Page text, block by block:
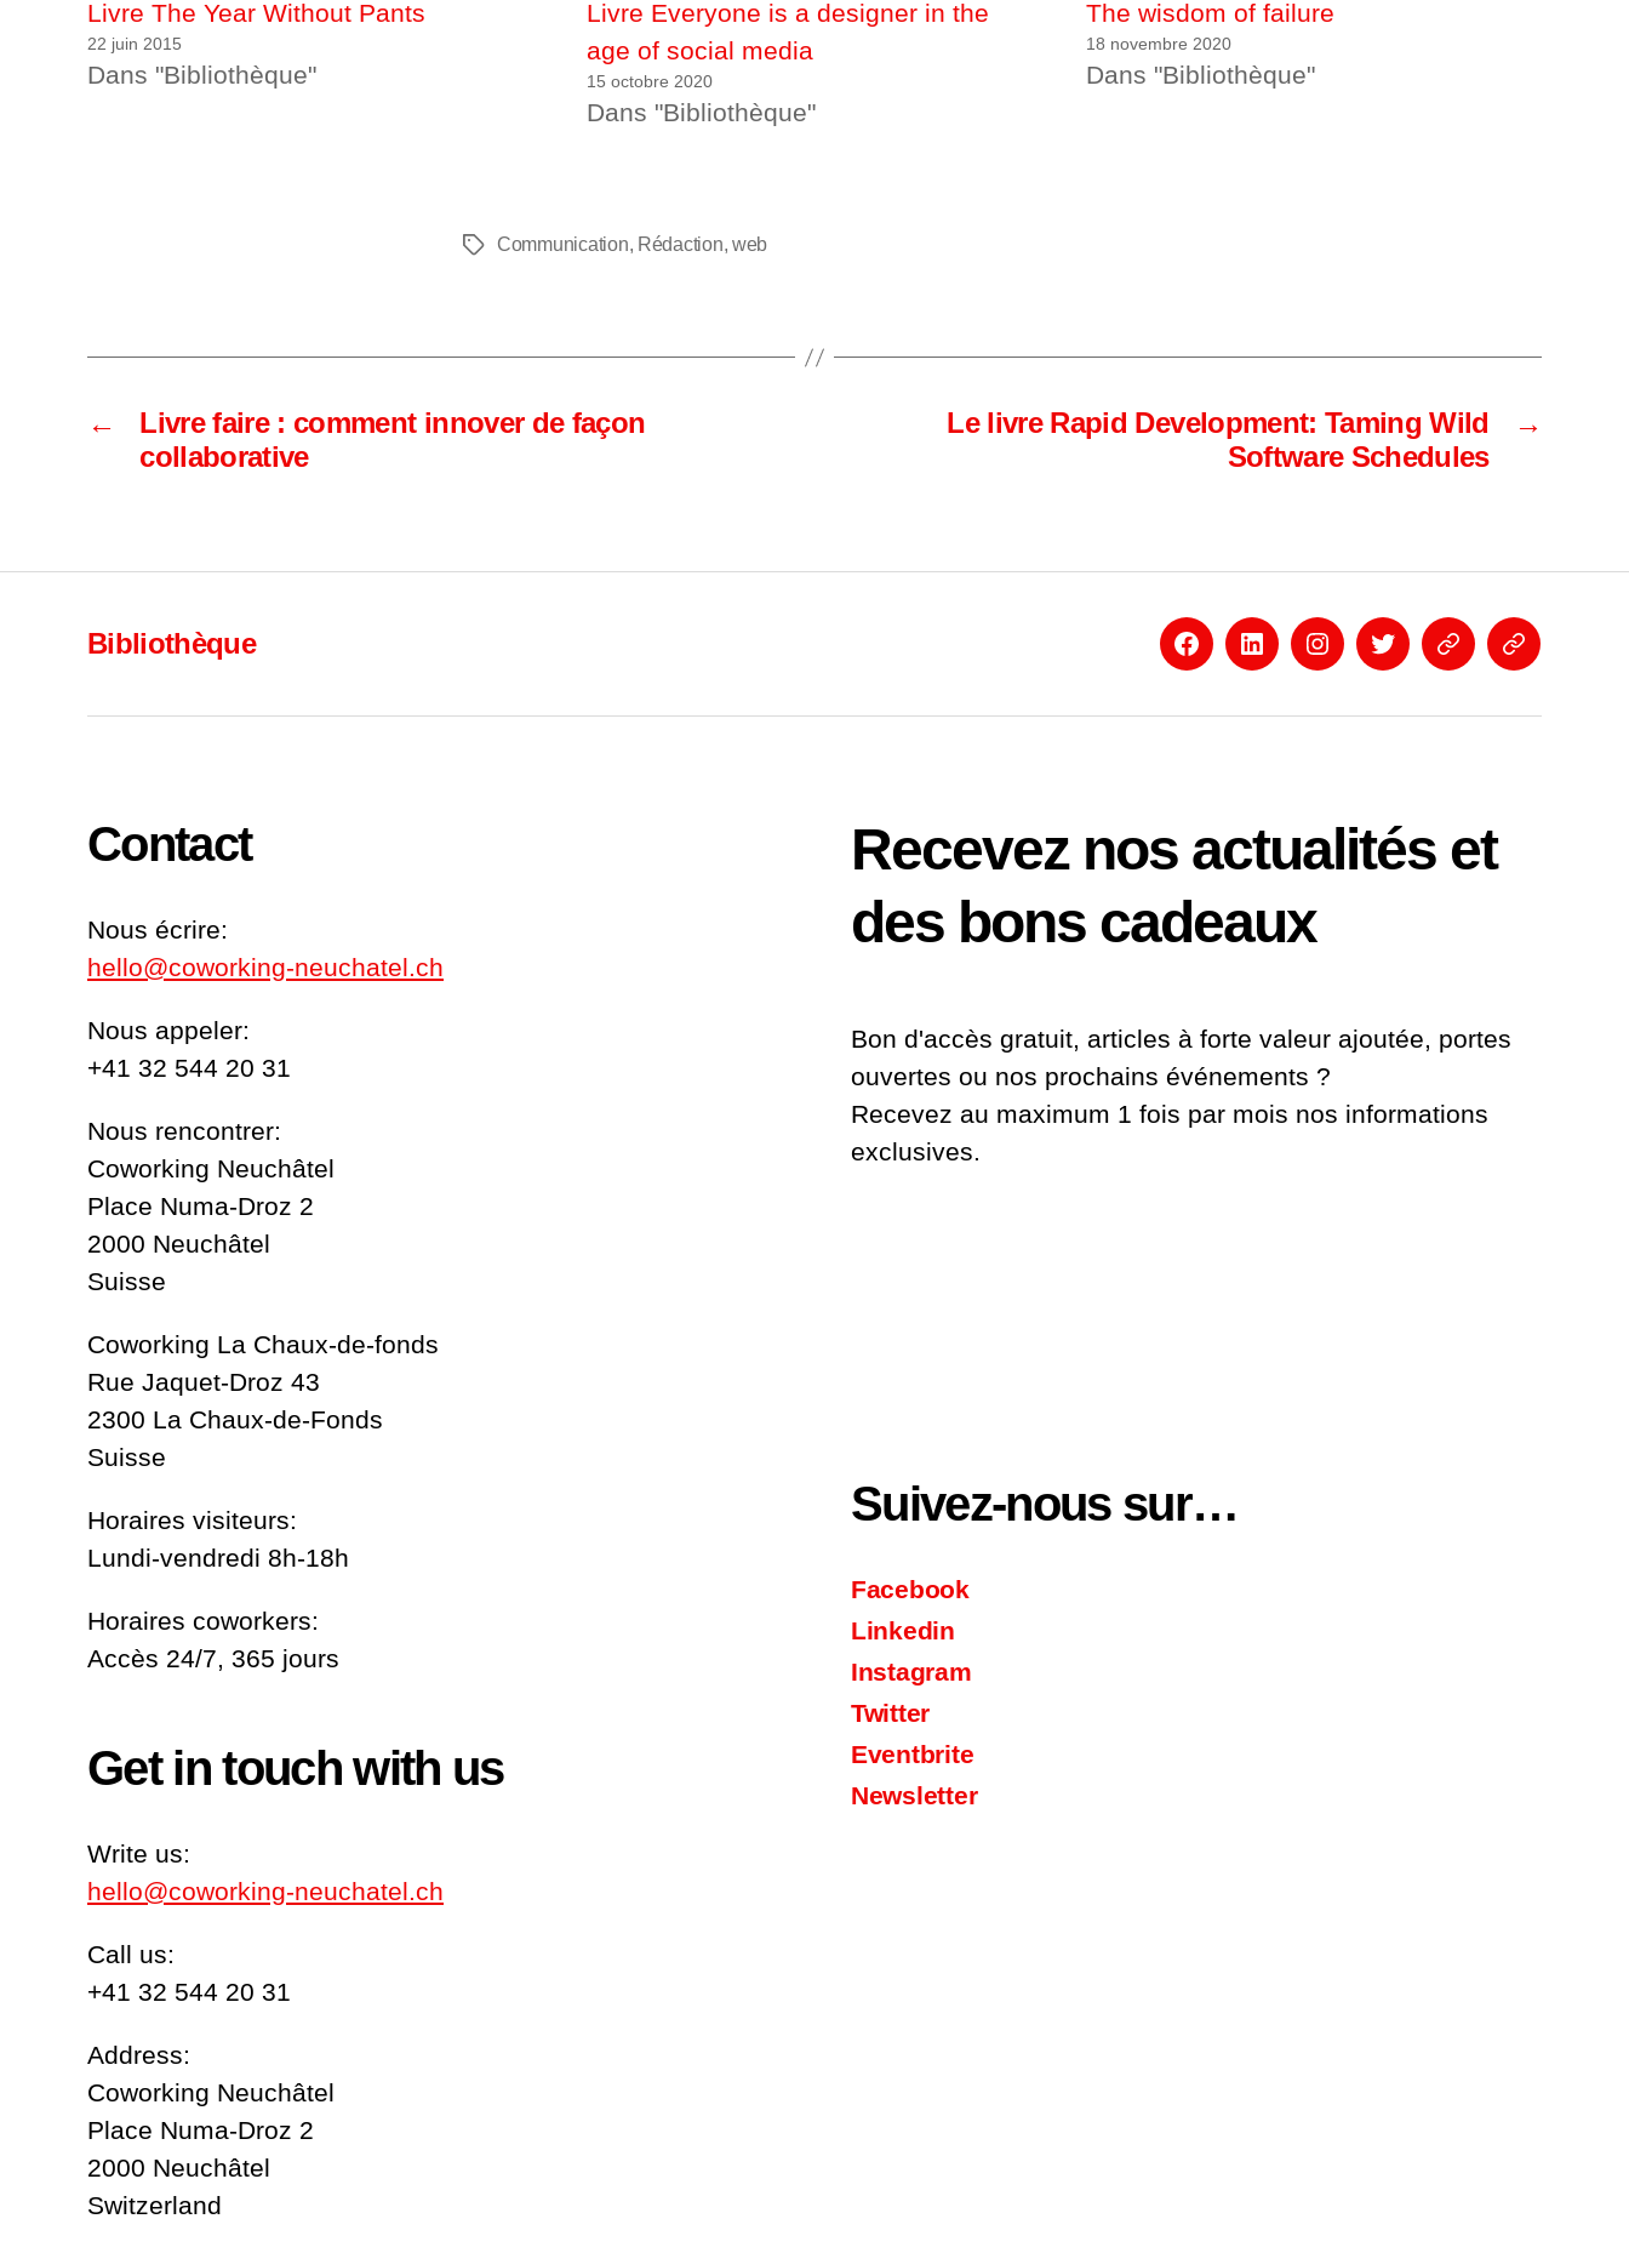
Livre The Year Without Pants
22 juin 2015
Dans "Bibliothèque"
Livre Everyone is a designer in the
age of social media
15 octobre 2020
Dans "Bibliothèque"
The wisdom of failure
18 novembre 2020
Dans "Bibliothèque"
Étiquettes
Communication, Rédaction,web
←
Livre faire : comment innover de façon
collaborative
→
Le livre Rapid Development: Taming Wild
Software Schedules
Bibliothèque FacebookLinkedinInstagramTwitterEventbriteNewsletter
Contact
Nous écrire:
hello@coworking-neuchatel.ch
Nous appeler:
+41 32 544 20 31
Nous rencontrer:
Coworking Neuchâtel
Place Numa-Droz 2
2000 Neuchâtel
Suisse
Coworking La Chaux-de-fonds
Rue Jaquet-Droz 43
2300 La Chaux-de-Fonds
Suisse
Horaires visiteurs:
Lundi-vendredi 8h-18h
Horaires coworkers:
Accès 24/7, 365 jours
Get in touch with us
Write us:
hello@coworking-neuchatel.ch
Call us:
+41 32 544 20 31
Address:
Coworking Neuchâtel
Place Numa-Droz 2
2000 Neuchâtel
Switzerland
Recevez nos actualités et
des bons cadeaux
Bon d'accès gratuit, articles à forte valeur ajoutée, portes
ouvertes ou nos prochains événements ?
Recevez au maximum 1 fois par mois nos informations
exclusives.
Suivez-nous sur…
Facebook
Linkedin
Instagram
Twitter
Eventbrite
Newsletter